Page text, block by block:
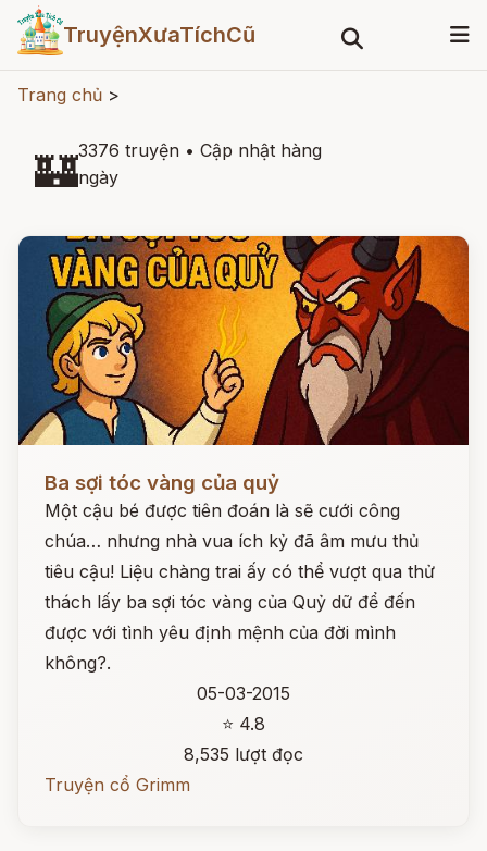
TruyệnXưaTíchCũ
Trang chủ >
🏰3376 truyện • Cập nhật hàng
ngày
Ba sợi tóc vàng của quỷ
Một cậu bé được tiên đoán là sẽ cưới công
chúa… nhưng nhà vua ích kỷ đã âm mưu thủ
tiêu cậu! Liệu chàng trai ấy có thể vượt qua thử
thách lấy ba sợi tóc vàng của Quỷ dữ để đến
được với tình yêu định mệnh của đời mình
không?.
05-03-2015
⭐ 4.8
8,535 lượt đọc
Truyện cổ Grimm